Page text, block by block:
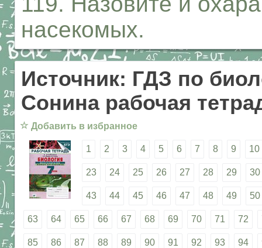
насекомых.
Источник: ГДЗ по
Сонина рабочая
☆ Добавить в избранное
1 2 3 4 5 6 7 8 9 10
23 24 25 26 27 28 29 30
43 44 45 46 47 48 49 50
63 64 65 66 67 68 69 70 71 72
85 86 87 88 89 90 91 92 93 94